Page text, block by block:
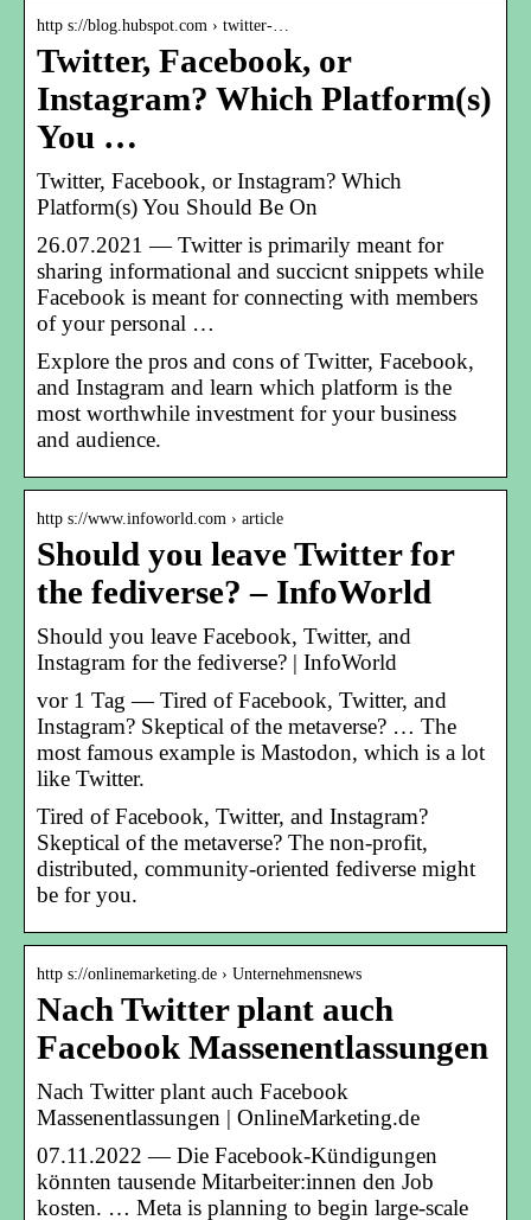
http s://blog.hubspot.com › twitter-…
Twitter, Facebook, or
Instagram? Which Platform(s)
You …
Twitter, Facebook, or Instagram? Which
Platform(s) You Should Be On
26.07.2021 — Twitter is primarily meant for
sharing informational and succicnt snippets while
Facebook is meant for connecting with members
of your personal …
Explore the pros and cons of Twitter, Facebook,
and Instagram and learn which platform is the
most worthwhile investment for your business
and audience.
http s://www.infoworld.com › article
Should you leave Twitter for
the fediverse? – InfoWorld
Should you leave Facebook, Twitter, and
Instagram for the fediverse? | InfoWorld
vor 1 Tag — Tired of Facebook, Twitter, and
Instagram? Skeptical of the metaverse? … The
most famous example is Mastodon, which is a lot
like Twitter.
Tired of Facebook, Twitter, and Instagram?
Skeptical of the metaverse? The non-profit,
distributed, community-oriented fediverse might
be for you.
http s://onlinemarketing.de › Unternehmensnews
Nach Twitter plant auch
Facebook Massenentlassungen
Nach Twitter plant auch Facebook
Massenentlassungen | OnlineMarketing.de
07.11.2022 — Die Facebook-Kündigungen
könnten tausende Mitarbeiter:innen den Job
kosten. … Meta is planning to begin large-scale